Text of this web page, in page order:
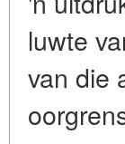
luwte
van die